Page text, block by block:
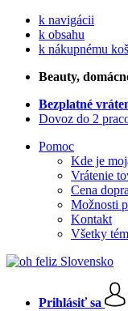
k navigácii
k obsahu
k nákupnému
Beauty,
Bezplatné
Dovoz do 2
Pomoc
Kde je
Vrátenie
Cena
Možnosti
Kontakt
Všetky
Prihlásiť sa